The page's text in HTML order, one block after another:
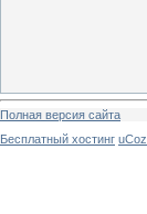
Полная версия сайта
Бесплатный хостинг uCoz